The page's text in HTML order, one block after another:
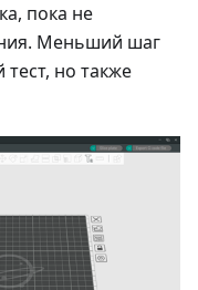
пока не
Меньший шаг
но также